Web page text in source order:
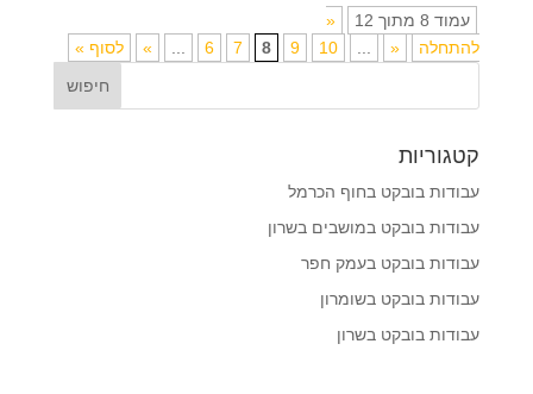
עמוד 8 מתוך 12
«
להתחלה
«
6 7 8 9 10
» לסוף »
קטגוריות
עבודות בובקט בחוף הכרמל
עבודות בובקט במושבים בשרון
עבודות בובקט בעמק חפר
עבודות בובקט בשומרון
עבודות בובקט בשרון